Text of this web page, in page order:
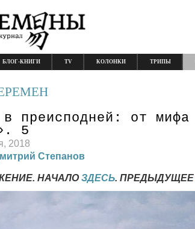
БЛОГ-КНИГИ TV КОЛОНКИ ТРИПЫ
в преисподней: от
5
2018
Степанов
НАЧАЛОЗДЕСЬ. ПРЕДЫДУЩЕЕ